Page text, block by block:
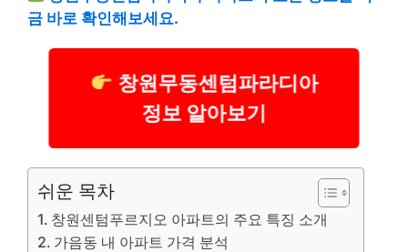
금 바로 확인해보세요.
창원무동센텀파라디아
정보 알아보기
쉬운 목차
창원센텀푸르지오 아파트의 주요 특징 소개
가음동 내 아파트 가격 분석